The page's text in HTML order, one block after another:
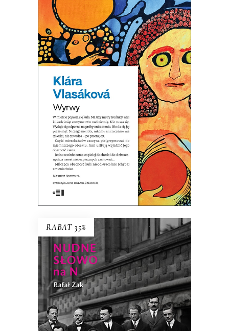
E-BOOK DO KOSZYKA
WYRWY
Wystarczy sobie wyobrazić, że kula
49.90zł 32.44zł
KSIĄŻKA DO KOSZYKA
RABAT 35%
NUDNE SŁOWO NA N
Ilu trzeba fizyków teoretycznych do
otwarcia butelki wina bez korkociągu?